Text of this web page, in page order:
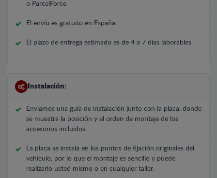
o ParcelForce
El envío es gratuito en España.
El plazo de entrega estimado es de 4 a 7 días laborables.
Instalación:
Enviamos una guía de instalación junto con la placa, donde
se muestra la posición y el orden de montaje de los
accesorios incluidos.
La placa se instala en los puntos de fijación originales del
vehículo, por lo que el montaje es sencillo y puede
realizarlo usted mismo o en cualquier taller.